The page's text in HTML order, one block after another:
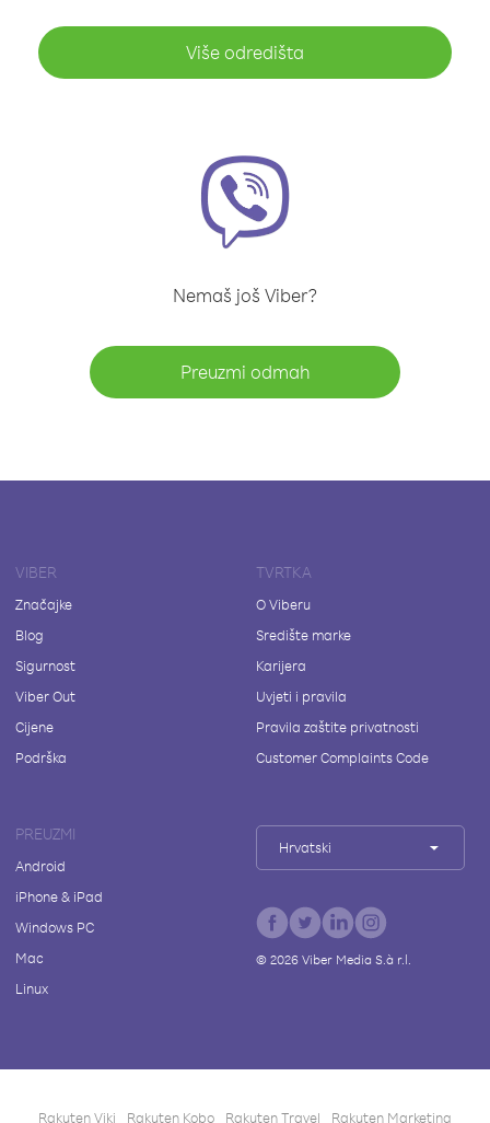
Više odredišta
Nemaš još Viber?
Preuzmi odmah
VIBER
Značajke
Blog
Sigurnost
Viber Out
Cijene
Podrška
TVRTKA
O Viberu
Središte marke
Karijera
Uvjeti i pravila
Pravila zaštite privatnosti
Customer Complaints Code
PREUZMI
Android
iPhone & iPad
Windows PC
Mac
Linux
Hrvatski
© 2026Viber Media S.à r.l.
Rakuten Viki Rakuten Kobo Rakuten Travel Rakuten Marketing